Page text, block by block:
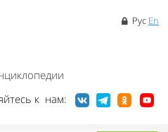
Рус En
к нам: